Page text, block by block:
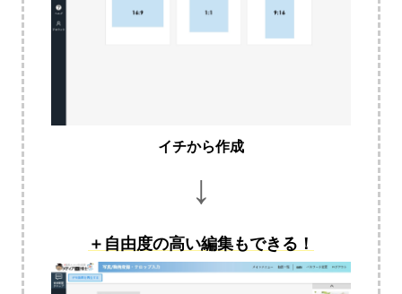
イチから作成
↓
＋自由度の高い編集もできる！